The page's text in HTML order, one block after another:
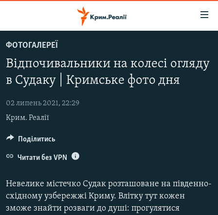
до
основного
матеріалу
Перейти
до
навігації
Перейти
пошуку
ВОДА.КРИМ
ВІДЕО ТА ФОТО
ПОЛІТИКА
БЛОГИ
ПОГЛЯД
ІНТЕРВ'Ю
СПЕЦПРОЕКТИ
ДЕПОРТАЦІЯ
ЯК ОБІЙТИ БЛОКУВАННЯ
ФОТОГАЛЕРЕЇ
Відпочивальники на колесі огляду
в Судаку | Кримське фото дня
02 липень 2021, 22:29
Крим. Реалії
Невелике містечко Судак розташоване на південно-
східному узбережжі Криму. Влітку тут кожен
зможе знайти розваги до душі: прогулятися
Поділитись
Читати без VPN